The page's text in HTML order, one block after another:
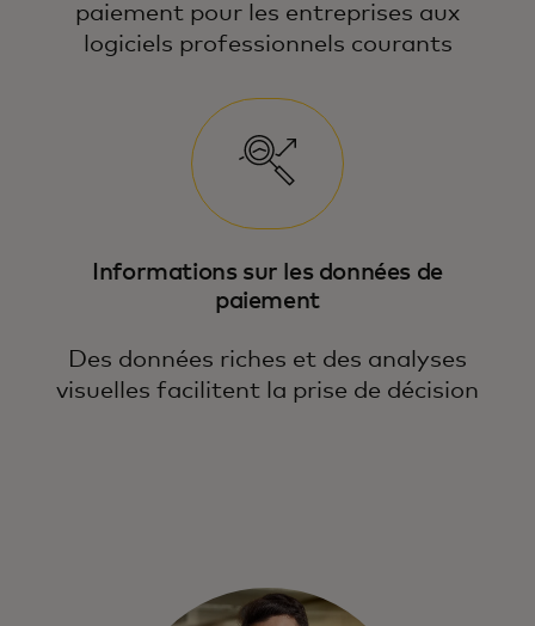
paiement pour les entreprises aux
logiciels professionnels courants
Informations sur les données de
paiement
Des données riches et des analyses
visuelles facilitent la prise de décision